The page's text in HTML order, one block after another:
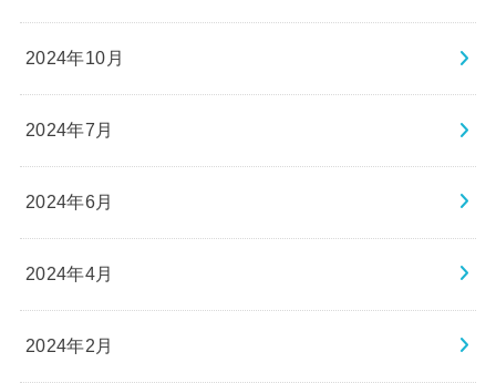
2024年10月
2024年7月
2024年6月
2024年4月
2024年2月